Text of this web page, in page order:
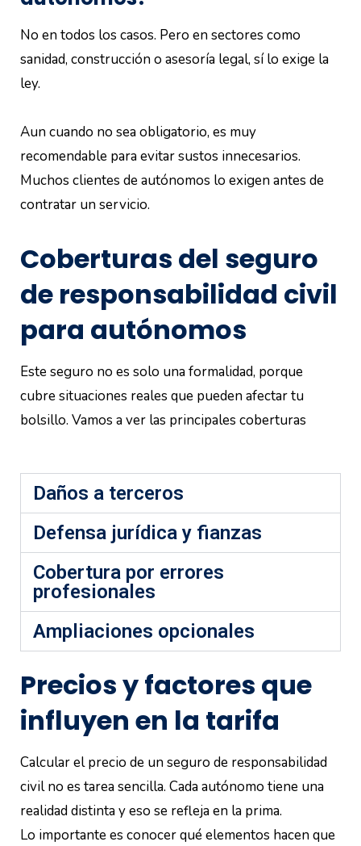
No en todos los casos. Pero en sectores como
sanidad, construcción o asesoría legal, sí lo exige la
ley.
Aun cuando no sea obligatorio, es muy
recomendable para evitar sustos innecesarios.
Muchos clientes de autónomos lo exigen antes de
contratar un servicio.
Coberturas del seguro
de responsabilidad civil
para autónomos
Este seguro no es solo una formalidad, porque
cubre situaciones reales que pueden afectar tu
bolsillo. Vamos a ver las principales coberturas
Daños a terceros
Defensa jurídica y fianzas
Cobertura por errores
profesionales
Ampliaciones opcionales
Precios y factores que
influyen en la tarifa
Calcular el precio de un seguro de responsabilidad
civil no es tarea sencilla. Cada autónomo tiene una
realidad distinta y eso se refleja en la prima.
Lo importante es conocer qué elementos hacen que